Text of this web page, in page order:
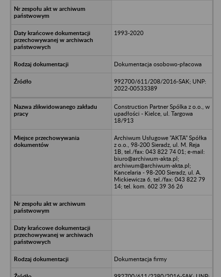
1993-2020
Dokumentacja osobowo-płacowa
992700/611/208/2016-SAK; UNP:
2022-00533389
Construction Partner Spólka z o.o., w
upadłości - Kielce, ul. Targowa
18/913
Archiwum Usługowe "AKTA" Spółka
z o.o., 98-200 Sieradz, ul. M. Reja
1B, tel./fax: 043 822 74 01; e-mail:
biuro@archiwum-akta.pl;
archiwum@archiwum-akta.pl;
Kancelaria - 98-200 Sieradz, ul. A.
Mickiewicza 6, tel./fax: 043 822 79
14; tel. kom. 602 39 36 26
Dokumentacja firmy